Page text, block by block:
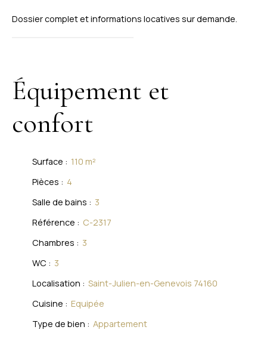
Dossier complet et informations locatives sur demande.
Équipement et
confort
Surface : 110 m²
Pièces : 4
Salle de bains : 3
Référence : C-2317
Chambres : 3
WC : 3
Localisation : Saint-Julien-en-Genevois 74160
Cuisine : Equipée
Type de bien : Appartement